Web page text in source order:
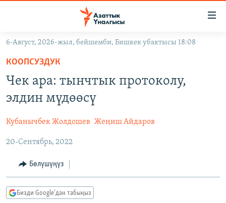
Навигацияга
өтүңүз
Издөөгө
салыңызКЫРГЫЗСТАН
ЭКОНОМИКА
МАДАНИЯТ
БОРБОР АЗИЯ
АТАЙЫН ИЛИКТӨӨ
ТВ ПРОГРАММАЛАР
БҮГҮН АЗАТТЫКТА
БИЗ ЖАНА ДҮЙНӨ
ПОДКАСТ
ӨЗГӨЧӨ ПИКИР
6-Август, 2026-жыл, бейшемби, Бишкек убактысы 18:08
КООПСУЗДУК
Чек ара: тынчтык протоколу,
элдин мүдөөсү
Кубанычбек Жолдошев Жеңиш Айдаров
20-Сентябрь, 2022
Бөлүшүңүз
Бизди Google'дан табыңыз